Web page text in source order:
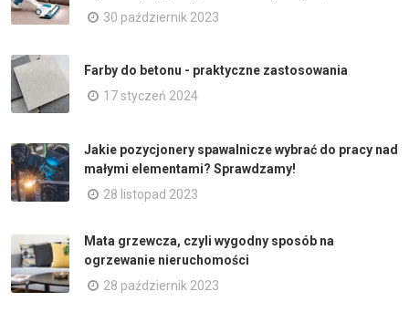
30 październik 2023
Farby do betonu - praktyczne zastosowania
17 styczeń 2024
Jakie pozycjonery spawalnicze wybrać do pracy nad
małymi elementami? Sprawdzamy!
28 listopad 2023
Mata grzewcza, czyli wygodny sposób na
ogrzewanie nieruchomości
28 październik 2023